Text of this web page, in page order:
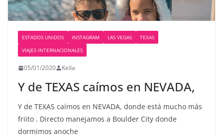
ESTADOS UNIDOS INSTAGRAM LAS VEGAS
TEXAS
VIAJES INTERNACIONALES
05/01/2020 Keila
Y de TEXAS caímos en NEVADA,
Y de TEXAS caímos en NEVADA, donde está mucho más
friito . Directo manejamos a Boulder City donde
dormimos anoche